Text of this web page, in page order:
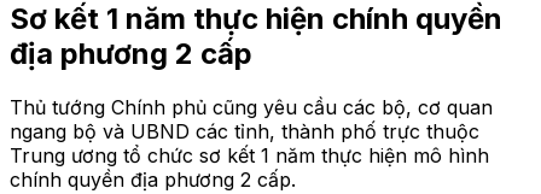
Sơ kết 1 năm thực hiện chính quyền
địa phương 2 cấp
Thủ tướng Chính phủ cũng yêu cầu các bộ, cơ quan
ngang bộ và UBND các tỉnh, thành phố trực thuộc
Trung ương tổ chức sơ kết 1 năm thực hiện mô hình
chính quyền địa phương 2 cấp.